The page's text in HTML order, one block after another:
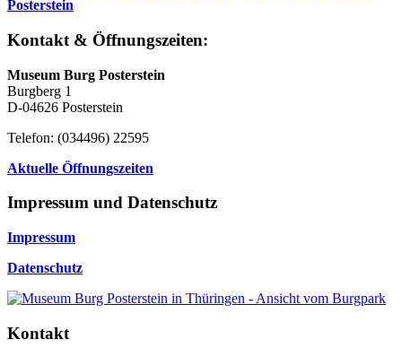
Kontakt & Öffnungszeiten:
Museum Burg Posterstein
Burgberg 1
D-04626 Posterstein
Telefon: (034496) 22595
Aktuelle Öffnungszeiten
Impressum und Datenschutz
Impressum
Datenschutz
Kontakt